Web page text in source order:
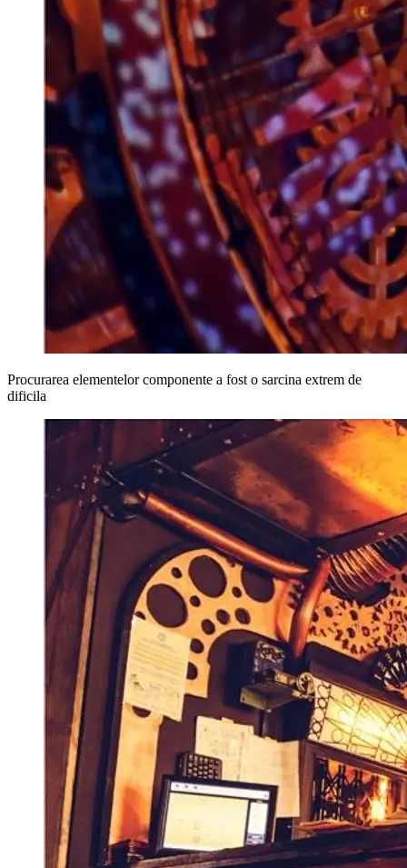
Procurarea elementelor componente a fost o sarcina extrem de
dificila